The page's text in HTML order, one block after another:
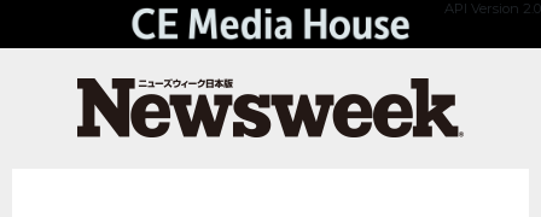
API Version 2.0